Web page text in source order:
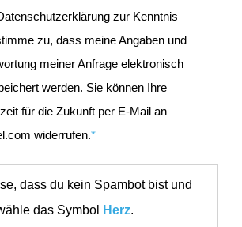
zur Kenntnis
zu, dass meine Angaben und
meiner Anfrage elektro­nisch
werden. Sie können Ihre
für die Zukunft per E‑Mail an
widerrufen.
dass du kein Spambot bist und
das Symbol
Herz.